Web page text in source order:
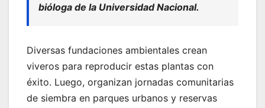
bióloga de la Universidad Nacional.
Diversas fundaciones ambientales crean
viveros para reproducir estas plantas con
éxito. Luego, organizan jornadas comunitarias
de siembra en parques urbanos y reservas